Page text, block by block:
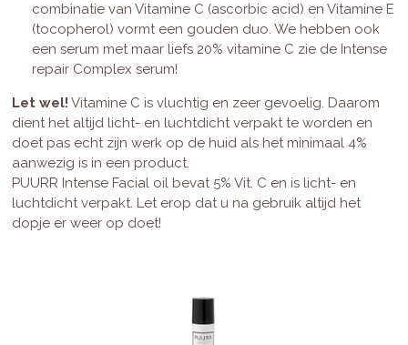
combinatie van Vitamine C (ascorbic acid) en Vitamine E
(tocopherol) vormt een gouden duo. We hebben ook
een serum met maar liefs 20% vitamine C zie de Intense
repair Complex serum!
Let wel! Vitamine C is vluchtig en zeer gevoelig. Daarom
dient het altijd licht- en luchtdicht verpakt te worden en
doet pas echt zijn werk op de huid als het minimaal 4%
aanwezig is in een product.
PUURR Intense Facial oil bevat 5% Vit. C en is licht- en
luchtdicht verpakt. Let erop dat u na gebruik altijd het
dopje er weer op doet!